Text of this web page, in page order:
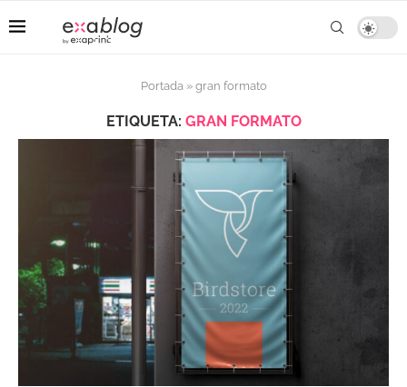
Portada» gran formato
ETIQUETA: GRAN FORMATO